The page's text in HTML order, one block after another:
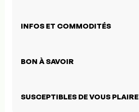
INFOS ET COMMODITÉS
BON À SAVOIR
SUSCEPTIBLES DE VOUS PLAIRE